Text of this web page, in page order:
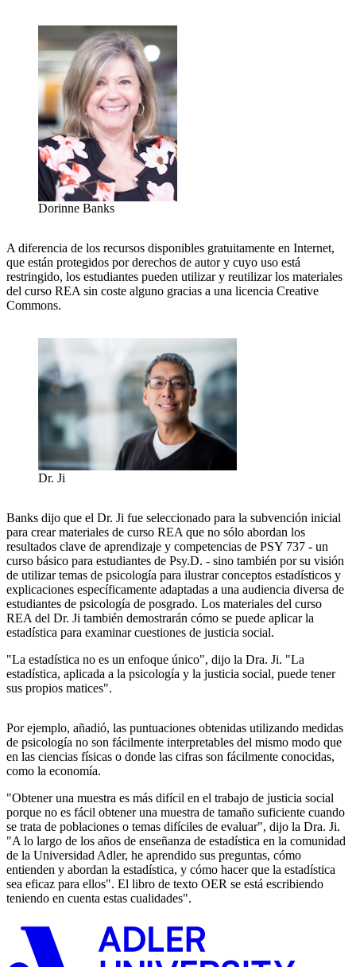
Dorinne Banks
A diferencia de los recursos disponibles gratuitamente en Internet,
que están protegidos por derechos de autor y cuyo uso está
restringido, los estudiantes pueden utilizar y reutilizar los materiales
del curso REA sin coste alguno gracias a una licencia Creative
Commons.
Dr. Ji
Banks dijo que el Dr. Ji fue seleccionado para la subvención inicial
para crear materiales de curso REA que no sólo abordan los
resultados clave de aprendizaje y competencias de PSY 737 - un
curso básico para estudiantes de Psy.D. - sino también por su visión
de utilizar temas de psicología para ilustrar conceptos estadísticos y
explicaciones específicamente adaptadas a una audiencia diversa de
estudiantes de psicología de posgrado. Los materiales del curso
REA del Dr. Ji también demostrarán cómo se puede aplicar la
estadística para examinar cuestiones de justicia social.
"La estadística no es un enfoque único", dijo la Dra. Ji. "La
estadística, aplicada a la psicología y la justicia social, puede tener
sus propios matices".
Por ejemplo, añadió, las puntuaciones obtenidas utilizando medidas
de psicología no son fácilmente interpretables del mismo modo que
en las ciencias físicas o donde las cifras son fácilmente conocidas,
como la economía.
"Obtener una muestra es más difícil en el trabajo de justicia social
porque no es fácil obtener una muestra de tamaño suficiente cuando
se trata de poblaciones o temas difíciles de evaluar", dijo la Dra. Ji.
"A lo largo de los años de enseñanza de estadística en la comunidad
de la Universidad Adler, he aprendido sus preguntas, cómo
entienden y abordan la estadística, y cómo hacer que la estadística
sea eficaz para ellos". El libro de texto OER se está escribiendo
teniendo en cuenta estas cualidades".